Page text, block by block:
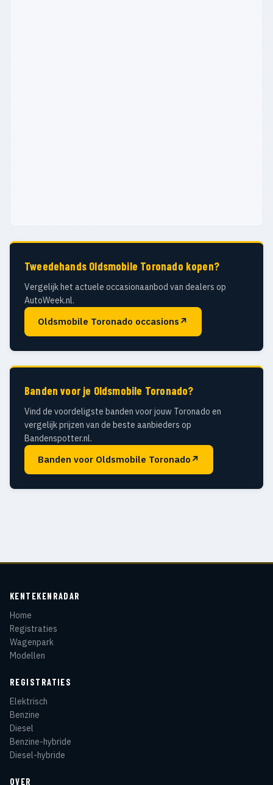
Tweedehands Oldsmobile Toronado kopen?
Vergelijk het actuele occasionaanbod van dealers op
AutoWeek.nl.
Oldsmobile Toronado occasions ↗
Banden voor je Oldsmobile Toronado?
Vind de voordeligste banden voor jouw Toronado en
vergelijk prijzen van de beste aanbieders op
Bandenspotter.nl.
Banden voor Oldsmobile Toronado ↗
KENTEKENRADAR
Home
Registraties
Wagenpark
Modellen
REGISTRATIES
Elektrisch
Benzine
Diesel
Benzine-hybride
Diesel-hybride
OVER